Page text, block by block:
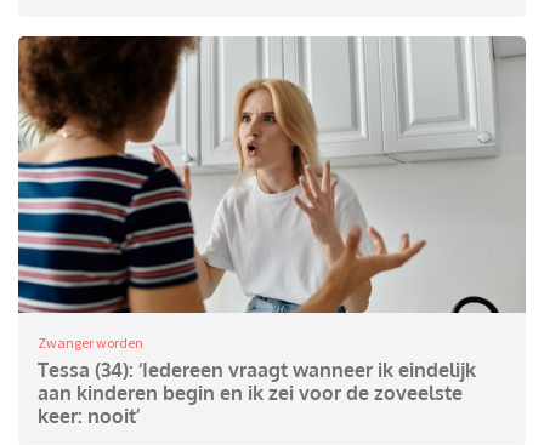
Zwanger worden
Tessa (34): ‘Iedereen vraagt wanneer ik eindelijk
aan kinderen begin en ik zei voor de zoveelste
keer: nooit’